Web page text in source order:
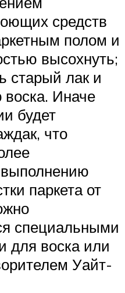
средств
полом и
высохнуть;
старый лак и
воска. Иначе
будет
что
выполнению
паркета от
специальными
для воска или
Уайт-